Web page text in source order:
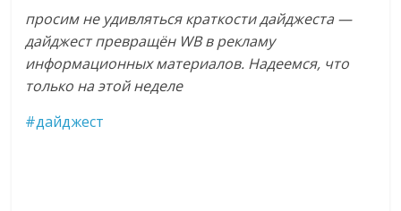
соцсетях.
Нам
важно,
знать
как
просим не удивляться краткости дайджеста —
дайджест превращён WB в рекламу
информационных материалов. Надеемся, что
только на этой неделе
#дайджест